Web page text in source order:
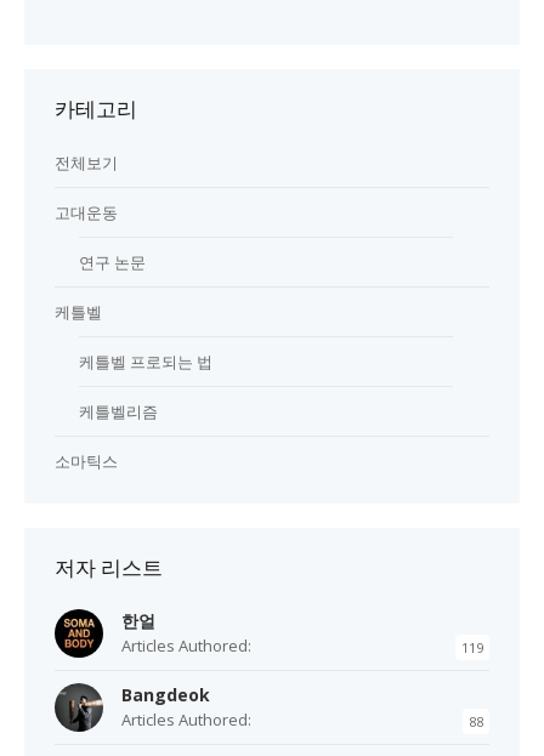
카테고리
전체보기
고대운동
연구 논문
케틀벨
케틀벨 프로되는 법
케틀벨리즘
소마틱스
저자 리스트
한얼
Articles Authored: 119
Bangdeok
Articles Authored: 88